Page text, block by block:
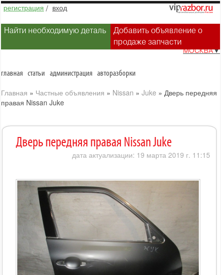
регистрация / вход
Найти необходимую деталь
Добавить объявление о
продаже запчасти
МОСКВА▼
главная статьи администрация авторазборки
Главная » Частные объявления » Nissan » Juke » Дверь передняя
правая Nissan Juke
Дверь передняя правая Nissan Juke
дата актуализации: 19 марта 2019 г. 11:15